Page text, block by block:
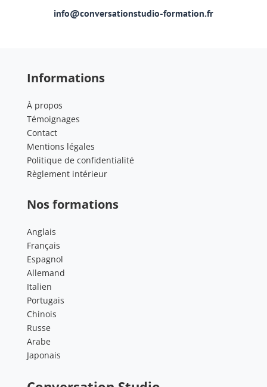
info@conversationstudio-formation.fr
Informations
À propos
Témoignages
Contact
Mentions légales
Politique de confidentialité
Règlement intérieur
Nos formations
Anglais
Français
Espagnol
Allemand
Italien
Portugais
Chinois
Russe
Arabe
Japonais